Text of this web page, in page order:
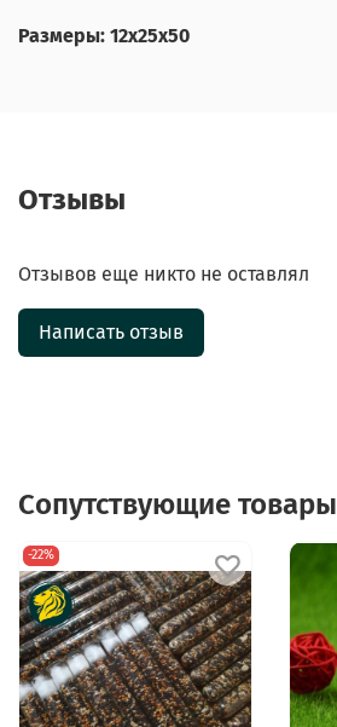
Размеры: 12х25х50
Отзывы
Отзывов еще никто не оставлял
Написать отзыв
Сопутствующие товары
-22%